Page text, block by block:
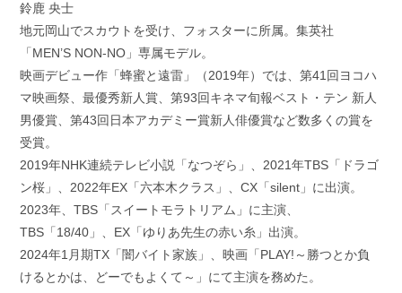
鈴鹿 央士
地元岡山でスカウトを受け、フォスターに所属。集英社
「MEN’S NON-NO」専属モデル。
映画デビュー作「蜂蜜と遠雷」（2019年）では、第41回ヨコハ
マ映画祭、最優秀新人賞、第93回キネマ旬報ベスト・テン 新人
男優賞、第43回日本アカデミー賞新人俳優賞など数多くの賞を
受賞。
2019年NHK連続テレビ小説「なつぞら」、2021年TBS「ドラゴ
ン桜」、2022年EX「六本木クラス」、CX「silent」に出演。
2023年、TBS「スイートモラトリアム」に主演、
TBS「18/40」、EX「ゆりあ先生の赤い糸」出演。
2024年1月期TX「闇バイト家族」、映画「PLAY!～勝つとか負
けるとかは、どーでもよくて～」にて主演を務めた。